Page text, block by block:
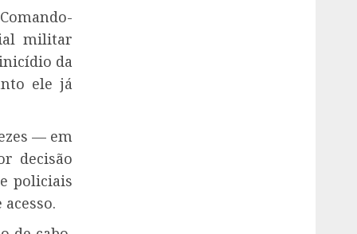
militar
da
ele já
— em
decisão
policiais